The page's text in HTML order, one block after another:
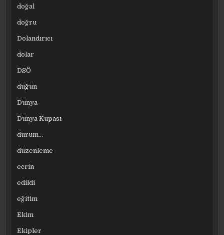
doğal
doğru
Dolandırıcı
dolar
DSÖ
düğün
Dünya
Dünya Kupası
durum…
düzenleme
ecrin
edildi
eğitim
Ekim
Ekipler